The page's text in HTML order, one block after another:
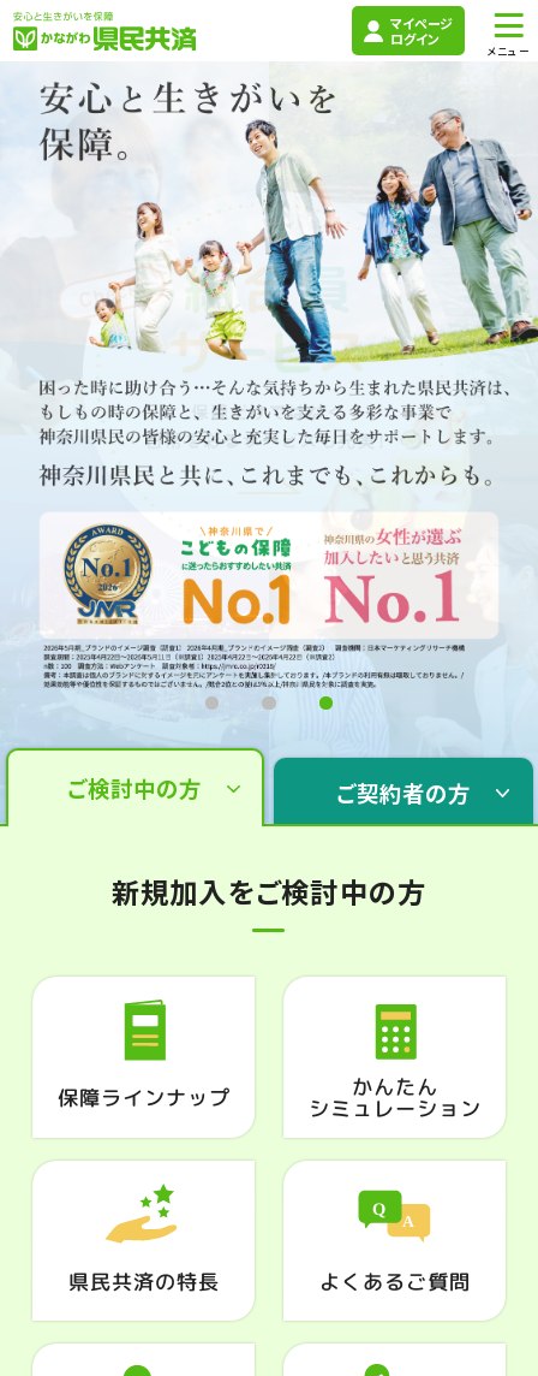
マイページ
ログイン
ご検討中の方 ご契約者の方
新規加入をご検討中の方
保障ラインナップ かんたん
シミュレーション
県民共済の特長 よくあるご質問